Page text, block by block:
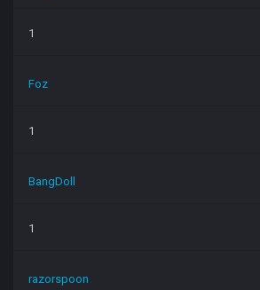
1
Foz
1
BangDoll
1
razorspoon